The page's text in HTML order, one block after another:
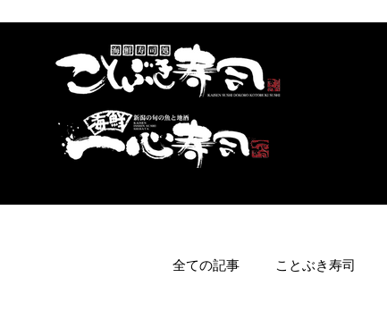
全ての記事 ことぶき寿司